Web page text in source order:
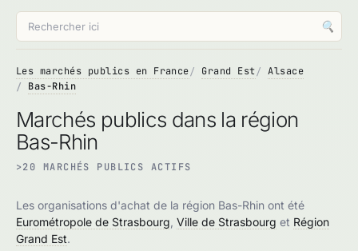
🔍
Les marchés publics en France Grand Est
Alsace
Bas-Rhin
Marchés publics dans la région
Bas-Rhin
>20 MARCHÉS PUBLICS ACTIFS
Les organisations d'achat de la région Bas-Rhin ont été
Eurométropole de Strasbourg Ville de Strasbourg et Région
Grand Est.